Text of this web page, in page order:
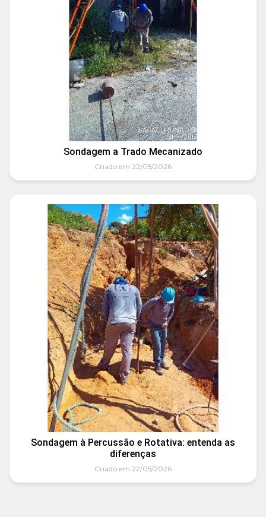
Sondagem a Trado Mecanizado
Criado em 22/05/2026
Sondagem à Percussão e Rotativa: entenda as
diferenças
Criado em 22/05/2026